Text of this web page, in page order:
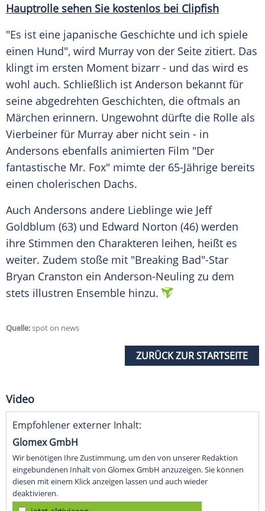
Hauptrolle sehen Sie kostenlos bei Clipfish
"Es ist eine japanische Geschichte und ich spiele
einen Hund", wird Murray von der Seite zitiert. Das
klingt im ersten Moment bizarr - und das wird es
wohl auch. Schließlich ist Anderson bekannt für
seine abgedrehten Geschichten, die oftmals an
Märchen erinnern. Ungewohnt dürfte die Rolle als
Vierbeiner für Murray aber nicht sein - in
Andersons ebenfalls animierten Film "Der
fantastische Mr. Fox" mimte der 65-Jährige bereits
einen cholerischen Dachs.
Auch Andersons andere Lieblinge wie Jeff
Goldblum (63) und Edward Norton (46) werden
ihre Stimmen den Charakteren leihen, heißt es
weiter. Zudem stoße mit "Breaking Bad"-Star
Bryan Cranston ein Anderson-Neuling zu dem
stets illustren Ensemble hinzu.
Quelle:spot on news
ZURÜCK ZUR STARTSEITE
Video
Empfohlener externer Inhalt:
Glomex GmbH
Wir benötigen Ihre Zustimmung, um den von unserer Redaktion
eingebundenen Inhalt von Glomex GmbH anzuzeigen. Sie können
diesen mit einem Klick anzeigen lassen und auch wieder
deaktivieren.